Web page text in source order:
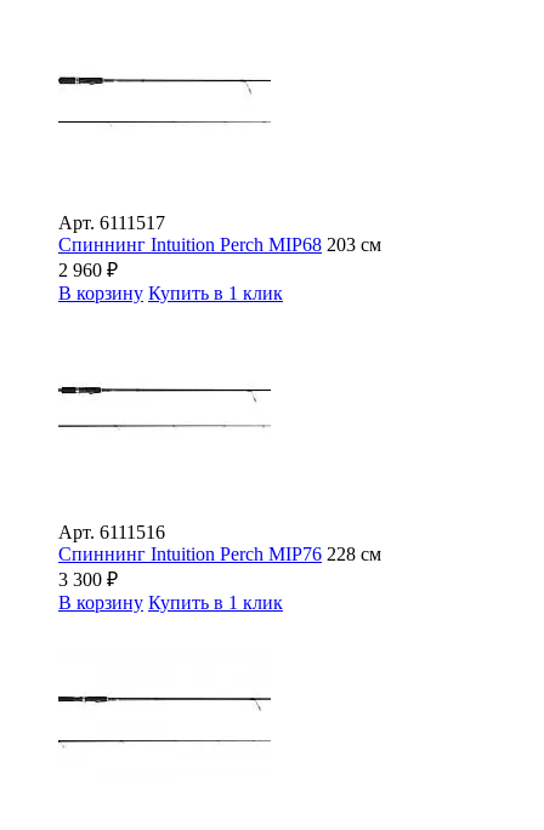
Арт. 6111517
Спиннинг Intuition Perch MIP68 203 см
2 960 ₽
В корзину Купить в 1 клик
Арт. 6111516
Спиннинг Intuition Perch MIP76 228 см
3 300 ₽
В корзину Купить в 1 клик